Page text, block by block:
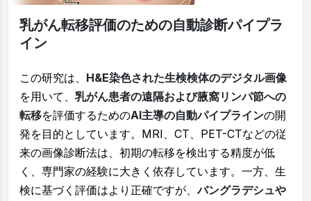
乳がん転移評価のための自動診断パイプラ
イン
この研究は、 H&E染色された生検検体のデジタル画像
を用いて、 乳がん患者の遠隔および腋窩リンパ節への
転移を評価するためのAI主導の自動パイプラインの開
発を目的としています。MRI、CT、PET-CTなどの従
来の画像診断法は、初期の転移を検出する精度が低
く、専門家の経験に大きく依存しています。一方、生
検に基づく評価はより正確ですが、バングラデシュや